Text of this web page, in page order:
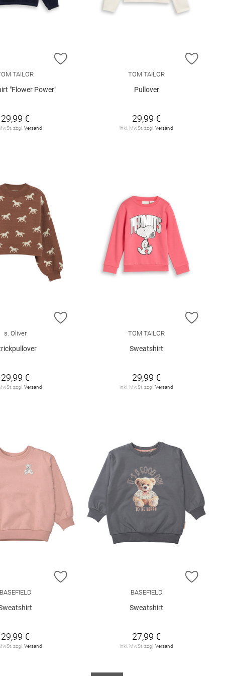
HINZUFÜGEN
TAILOR
"Flower Power"
29,99 €
zzgl.Versand
ZUR
TOM TAILOR
Pullover
29,99 €
inkl. MwSt. zzgl.Versand
HINZUFÜGEN
s. Oliver
29,99 €
zzgl.Versand
ZUR
TOM TAILOR
Sweatshirt
29,99 €
inkl. MwSt. zzgl.Versand
HINZUFÜGEN
BASEFIELD
29,99 €
zzgl.Versand
ZUR
BASEFIELD
Sweatshirt
27,99 €
inkl. MwSt. zzgl.Versand